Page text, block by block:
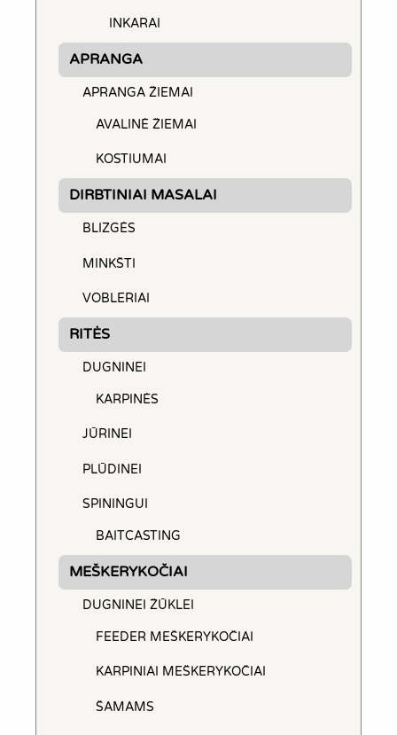
INKARAI
APRANGA
APRANGA ŽIEMAI
AVALINĖ ŽIEMAI
KOSTIUMAI
DIRBTINIAI MASALAI
BLIZGĖS
MINKŠTI
VOBLERIAI
RITĖS
DUGNINEI
KARPINĖS
JŪRINEI
PLŪDINEI
SPININGUI
BAITCASTING
MEŠKERYKOČIAI
DUGNINEI ŽŪKLEI
FEEDER MEŠKERYKOČIAI
KARPINIAI MEŠKERYKOČIAI
ŠAMAMS